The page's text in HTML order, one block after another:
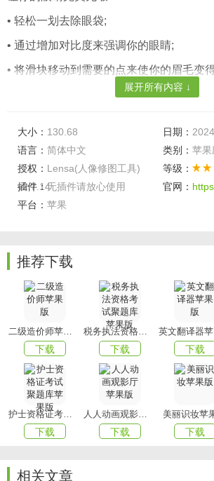
• 轻松一划去除眼袋;
• 通过增加对比度来强调你的眼睛;
• 将滑块移动到需要的点来使你的眉毛变得
• 让你的嘴唇显得活力十足，让它们更加
• 为你的自拍调整出完美的光线。
调整背景
• 只需移动一个滑块，就可以将背景设置
自拍添加动态效果;
• 添加 Petzval 镜头效果，确保你是自己
额外优势功能
• 如果你时间紧张，你可以使用 Auto
一切;
• 增加或减少选定元素的曝光，以调整其
• 通过调整色彩强度，使你的照片显露出
或添加任何其他情感;
• 调整饱和度以强调你想要强调的;
展开所有内容 ↓
大小： 130.68 日期：
语言： 简体中文 类别： 苹果
授权： Lensa(人像修图工具)
v2.7.14
等级：
插件：无插件请放心使用 官网：
平台： 苹果
推荐下载
二级造价师苹果版
下载
税务执法资格考试聚题库苹果版
下载 下载
护士资格证考试聚题库苹果版
下载
人人动画观影厅苹果版
下载
美丽识妆苹
下载
相关文章